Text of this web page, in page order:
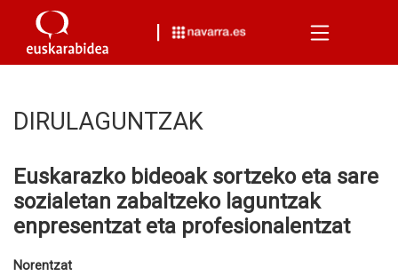
Menu
DIRULAGUNTZAK
Euskarazko bideoak sortzeko eta sare
sozialetan zabaltzeko laguntzak
enpresentzat eta profesionalentzat
Norentzat